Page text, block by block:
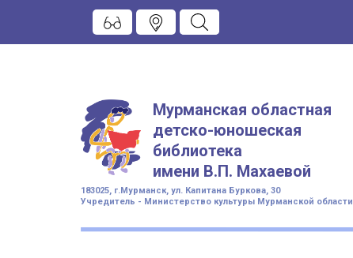
Мурманская областная
детско-юношеская
библиотека
имени В.П. Махаевой
183025, г.Мурманск, ул. Капитана Буркова, 30
Учредитель - Министерство культуры Мурманской области